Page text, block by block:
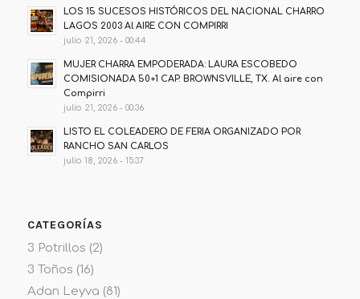
LOS 15 SUCESOS HISTÓRICOS DEL NACIONAL CHARRO
LAGOS 2003 Al AIRE CON COMPIRRI
julio 21, 2026 - 00:44
MUJER CHARRA EMPODERADA: LAURA ESCOBEDO
COMISIONADA 50+1 CAP. BROWNSVILLE, TX. Al aire con
Compirri
julio 21, 2026 - 00:36
LISTO EL COLEADERO DE FERIA ORGANIZADO POR
RANCHO SAN CARLOS
julio 18, 2026 - 15:37
CATEGORÍAS
3 Potrillos (2)
3 Toños (16)
Adan Leyva (81)